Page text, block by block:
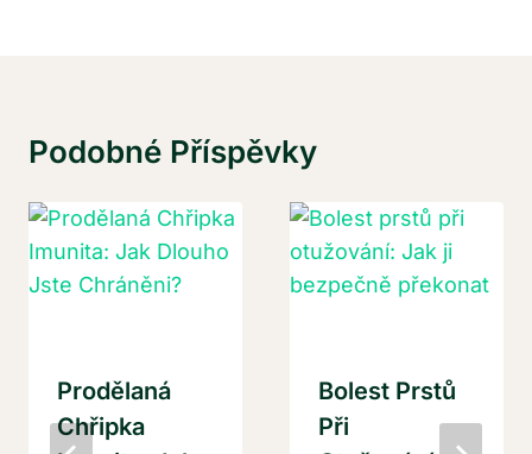
Podobné Příspěvky
Prodělaná
Chřipka
Bolest Prstů
Při